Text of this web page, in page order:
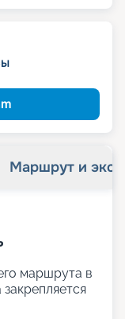
Маршрут и
маршрута в